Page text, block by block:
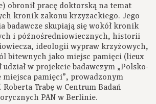
obronił pracę doktorską na temat
kronik zakonu krzyżackiego. Jego
badawcze skupiają się wokół kronik
i późnośredniowiecznych, historii
ideologii wypraw krzyżowych,
bitewnych jako miejsc pamięci (lieux
udział w projekcie badawczym „Polsko-
pamięci”, prowadzonym
Trabę w Centrum Badań
PAN w Berlinie.